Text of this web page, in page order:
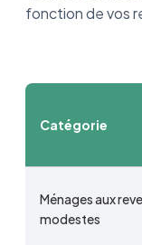
fonction de vos
Catégorie
Ménages aux
modestes